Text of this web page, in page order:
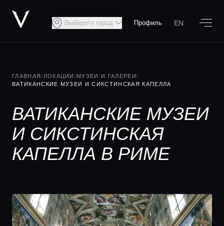
Выберите город Профиль EN
ГЛАВНАЯ/ ЛОКАЦИИ /МУЗЕИ И ГАЛЕРЕИ/
ВАТИКАНСКИЕ МУЗЕИ И СИКСТИНСКАЯ КАПЕЛЛА
ВАТИКАНСКИЕ МУЗЕИ
И СИКСТИНСКАЯ
КАПЕЛЛА В РИМЕ